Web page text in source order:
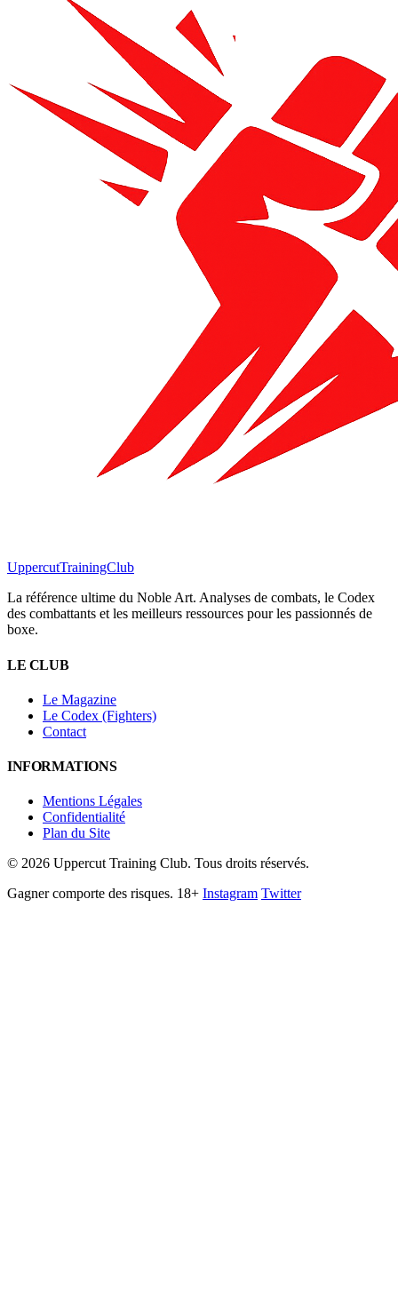
UppercutTrainingClub
La référence ultime du Noble Art. Analyses de combats, le Codex
des combattants et les meilleurs ressources pour les passionnés de
boxe.
LE CLUB
Le Magazine
Le Codex (Fighters)
Contact
INFORMATIONS
Mentions Légales
Confidentialité
Plan du Site
© 2026 Uppercut Training Club. Tous droits réservés.
Gagner comporte des risques. 18+ Instagram Twitter